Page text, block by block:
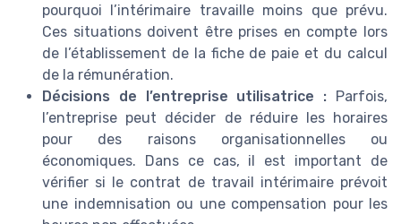
pourquoi l’intérimaire travaille moins que prévu.
Ces situations doivent être prises en compte lors
de l’établissement de la fiche de paie et du calcul
de la rémunération.
Décisions de l’entreprise utilisatrice : Parfois,
l’entreprise peut décider de réduire les horaires
pour des raisons organisationnelles ou
économiques. Dans ce cas, il est important de
vérifier si le contrat de travail intérimaire prévoit
une indemnisation ou une compensation pour les